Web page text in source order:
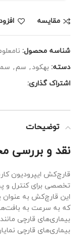
مقايسه
شناسه محصول:
دسته: بهکود , سم,
اشتراک گذاری:
توضیحات
نقد و بررسی
تخصصی برای کنترل و
این قارچ‌کش به
که به سرعت به
بیماری‌های قارچی
بیماری‌های قارچی